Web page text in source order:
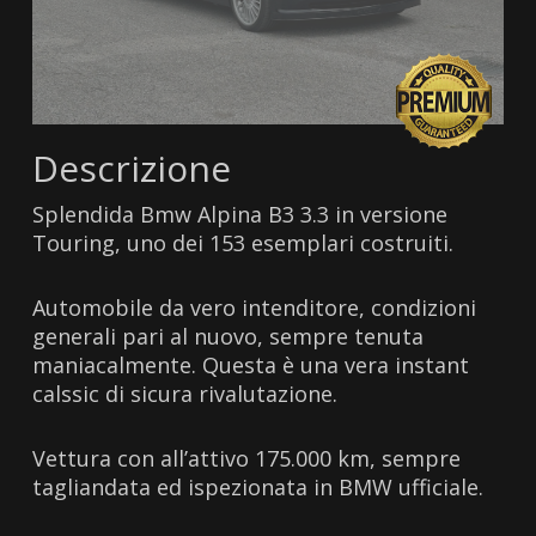
Descrizione
Splendida Bmw Alpina B3 3.3 in versione
Touring, uno dei 153 esemplari costruiti.
Automobile da vero intenditore, condizioni
generali pari al nuovo, sempre tenuta
maniacalmente. Questa è una vera instant
calssic di sicura rivalutazione.
Vettura con all’attivo 175.000 km, sempre
tagliandata ed ispezionata in BMW ufficiale.